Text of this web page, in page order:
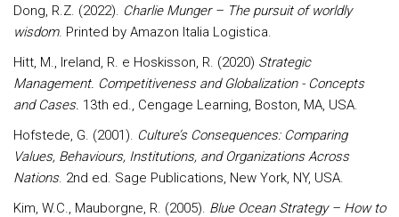
Dong, R.Z. (2022). Charlie Munger – The pursuit of worldly
wisdom. Printed by Amazon Italia Logistica.
Hitt, M., Ireland, R. e Hoskisson, R. (2020) Strategic
Management. Competitiveness and Globalization - Concepts
and Cases. 13th ed., Cengage Learning, Boston, MA, USA.
Hofstede, G. (2001). Culture’s Consequences: Comparing
Values, Behaviours, Institutions, and Organizations Across
Nations. 2nd ed. Sage Publications, New York, NY, USA.
Kim, W.C., Mauborgne, R. (2005). Blue Ocean Strategy – How to